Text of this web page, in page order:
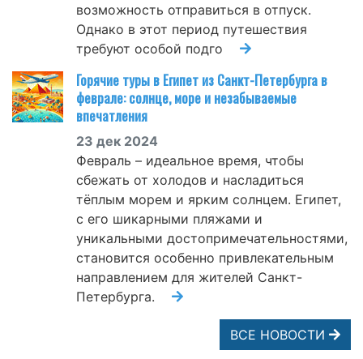
возможность отправиться в отпуск.
Однако в этот период путешествия
требуют особой подго
Горячие туры в Египет из Санкт-Петербурга в
феврале: солнце, море и незабываемые
впечатления
23 дек 2024
Февраль – идеальное время, чтобы
сбежать от холодов и насладиться
тёплым морем и ярким солнцем. Египет,
с его шикарными пляжами и
уникальными достопримечательностями,
становится особенно привлекательным
направлением для жителей Санкт-
Петербурга.
ВСЕ НОВОСТИ